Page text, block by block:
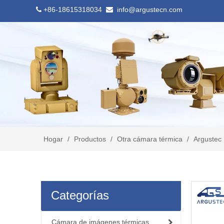
 +86-18615318034  info@argustecn.com
Hogar / Productos / Otra cámara térmica / Argustec
Categorías
Cámara de imágenes térmicas